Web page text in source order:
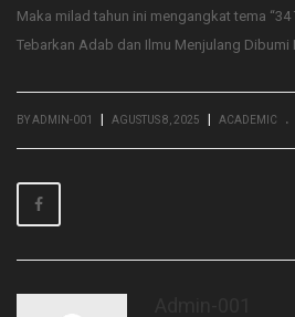
Maka milad tahun ini mengangkat tema “34
Tebarkan Adab dan Ilmu Menjulang Dibumi
BY ADMIN-001 | AGUSTUS 8, 2025 | ACADEMIC .